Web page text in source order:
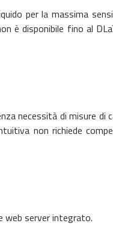
per la massima
è disponibile fino al
necessità di misure di
non richiede
web server integrato.